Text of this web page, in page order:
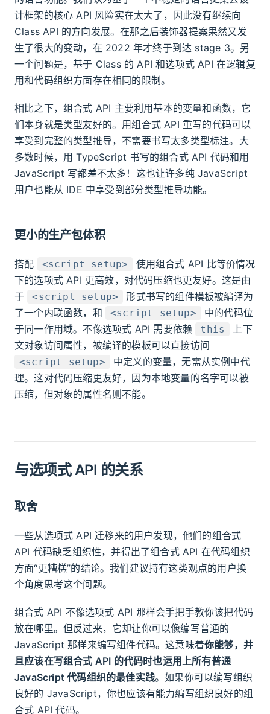
计框架的核心 API 风险实在太大了，因此没有继续向
Class API 的方向发展。在那之后装饰器提案果然又发
生了很大的变动，在 2022 年才终于到达 stage 3。另
一个问题是，基于 Class 的 API 和选项式 API 在逻辑复
用和代码组织方面存在相同的限制。
相比之下，组合式 API 主要利用基本的变量和函数，它
们本身就是类型友好的。用组合式 API 重写的代码可以
享受到完整的类型推导，不需要书写太多类型标注。大
多数时候，用 TypeScript 书写的组合式 API 代码和用
JavaScript 写都差不太多！这也让许多纯 JavaScript
用户也能从 IDE 中享受到部分类型推导功能。
更小的生产包体积
搭配 <script setup>
使用组合式 API 比等价情况
下的选项式 API 更高效，对代码压缩也更友好。这是由
于
<script setup>
形式书写的组件模板被编译为
了一个内联函数，和
<script setup>
中的代码位
于同一作用域。不像选项式 API 需要依赖
this
上下
文对象访问属性，被编译的模板可以直接访问
<script setup>
中定义的变量，无需从实例中代
理。这对代码压缩更友好，因为本地变量的名字可以被
压缩，但对象的属性名则不能。
与选项式 API 的关系
取舍
一些从选项式 API 迁移来的用户发现，他们的组合式
API 代码缺乏组织性，并得出了组合式 API 在代码组织
方面“更糟糕”的结论。我们建议持有这类观点的用户换
个角度思考这个问题。
组合式 API 不像选项式 API 那样会手把手教你该把代码
放在哪里。但反过来，它却让你可以像编写普通的
JavaScript 那样来编写组件代码。这意味着你能够，并
且应该在写组合式 API 的代码时也运用上所有普通
JavaScript 代码组织的最佳实践。如果你可以编写组织
良好的 JavaScript，你也应该有能力编写组织良好的组
合式 API 代码。